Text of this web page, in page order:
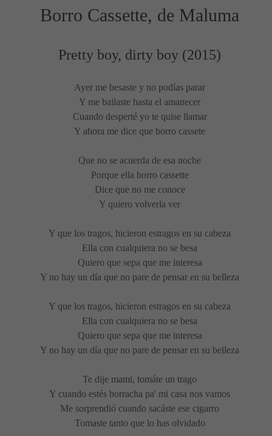
Borro Cassette, de Maluma
Pretty boy, dirty boy (2015)
Ayer me besaste y no podías parar
Y me bailaste hasta el amanecer
Cuando desperté yo te quise llamar
Y ahora me dice que borro cassete
Que no se acuerda de esa noche
Porque ella borro cassette
Dice que no me conoce
Y quiero volverla ver
Y que los tragos, hicieron estragos en su cabeza
Ella con cualquiera no se besa
Quiero que sepa que me interesa
Y no hay un día que no pare de pensar en su belleza
Y que los tragos, hicieron estragos en su cabeza
Ella con cualquiera no se besa
Quiero que sepa que me interesa
Y no hay un día que no pare de pensar en su belleza
Te dije mami, tomáte un trago
Y cuando estés borracha pa' mi casa nos vamos
Me sorprendió cuando sacáste ese cigarro
Tomaste tanto que lo has olvidado